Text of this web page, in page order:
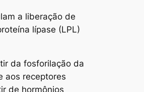
a liberação de
lípase (LPL)
da fosforilação da
aos receptores
de hormônios